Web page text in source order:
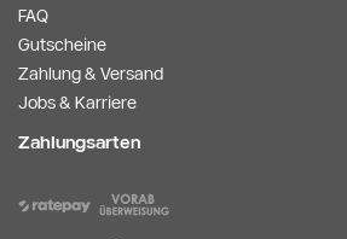
FAQ
Gutscheine
Zahlung & Versand
Jobs & Karriere
Zahlungsarten